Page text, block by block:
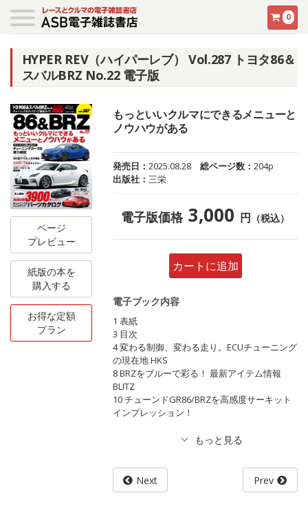
0
HYPER REV（ハイパーレブ） Vol.287 トヨタ86＆
スバルBRZ No.22 電子版
ページ
プレビュー
紙版の本を
購入する
お得な定額
プラン
もっといいクルマにできるメニューと
ノウハウがある
発売日：2025.08.28 総ページ数：204p
出版社：三栄
電子版価格 3,000 円 （税込）
カートに追加
電子ブック内容
1 表紙
3 目次
4 変わる制御、変わる走り。ECUチューニング
の現在地 HKS
8 BRZをブルーで彩る！ 最新アイテム情報
BLITZ
10 チューンドGR86/BRZを高感度サーキット
インプレッション！
Next Prev